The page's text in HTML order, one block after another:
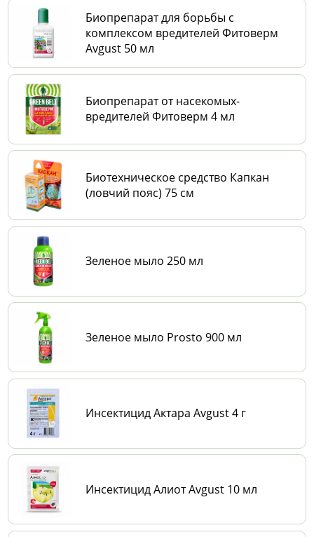
Биопрепарат для борьбы с
комплексом вредителей Фитоверм
Avgust 50 мл
Биопрепарат от насекомых-
вредителей Фитоверм 4 мл
Биотехническое средство Капкан
(ловчий пояс) 75 см
Зеленое мыло 250 мл
Зеленое мыло Prosto 900 мл
Инсектицид Актара Avgust 4 г
Инсектицид Алиот Avgust 10 мл